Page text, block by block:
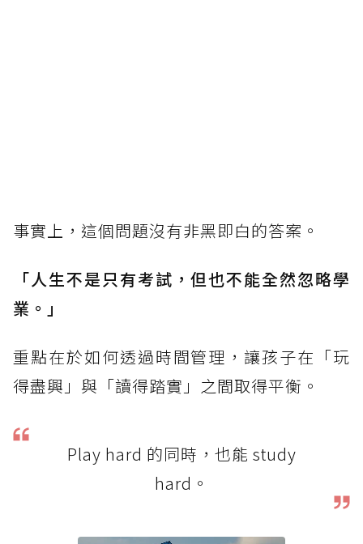
事實上，這個問題沒有非黑即白的答案。
「人生不是只有考試，但也不能全然忽略學
業。」
重點在於如何透過時間管理，讓孩子在「玩
得盡興」與「讀得踏實」之間取得平衡。
Play hard 的同時，也能 study
hard。